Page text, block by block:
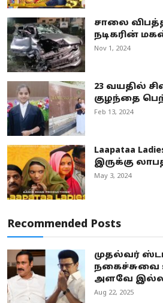
சாலை
நடிகரின்
Nov 1, 2024
23 வயதில்
குழந்தை
Feb 13, 2024
Laapataa
இருக்கு
May 3, 2024
Recommended Posts
முதல்வர்
நகைச்சுவை
அளவே
Aug 22, 2025